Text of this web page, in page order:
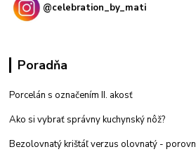
@celebration_by_mati
Poradňa
Porcelán s označením II. akosť
Ako si vybrať správny kuchynský nôž?
Bezolovnatý krištáľ verzus olovnatý -